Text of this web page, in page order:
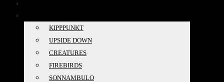
KIPPPUNKT
UPSIDE DOWN
CREATURES
FIREBIRDS
SONNAMBULO